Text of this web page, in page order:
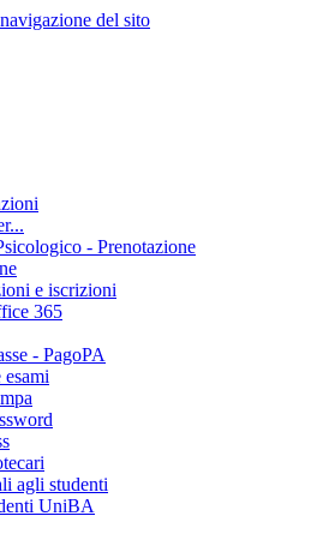
del sito
- Prenotazione
e iscrizioni
365
- PagoPA
esami
agli studenti
UniBA